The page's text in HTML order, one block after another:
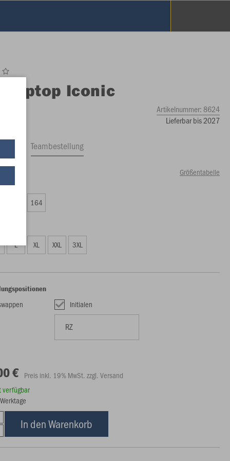
Ziptop Iconic
Artikelnummer:8624
Lieferbar bis 2027
Teambestellung
Größentabelle
€)
164
L XL XXL 3XL
Initialen
€ Preis inkl. 19% MwSt. zzgl. Versand
verfügbar
In den Warenkorb